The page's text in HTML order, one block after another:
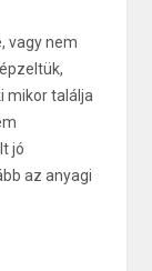
vagy nem
mikor találja
jó
az anyagi